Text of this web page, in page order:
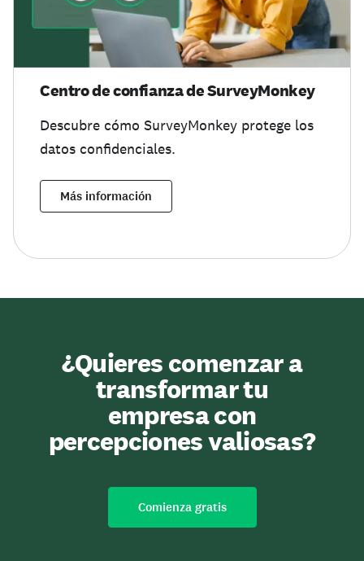
Centro de confianza de SurveyMonkey
Descubre cómo SurveyMonkey protege los
datos confidenciales.
Más información
¿Quieres comenzar a
transformar tu
empresa con
percepciones valiosas?
Comienza gratis